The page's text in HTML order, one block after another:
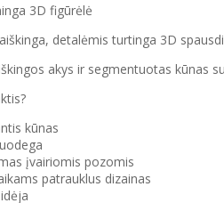
3D figūrėlė
detalėmis turtinga 3D
akys ir segmentuotas kūnas
kūnas
įvairiomis pozomis
patrauklus dizainas